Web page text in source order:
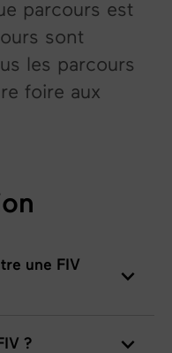
parcours est
sont
les parcours
foire aux
une FIV
?